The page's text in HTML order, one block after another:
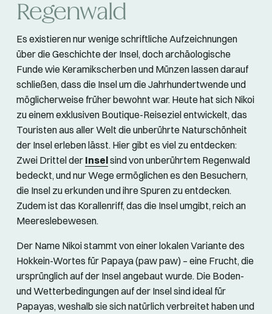
Regenwald
Es existieren nur wenige schriftliche Aufzeichnungen
über die Geschichte der Insel, doch archäologische
Funde wie Keramikscherben und Münzen lassen darauf
schließen, dass die Insel um die Jahrhundertwende und
möglicherweise früher bewohnt war. Heute hat sich Nikoi
zu einem exklusiven Boutique-Reiseziel entwickelt, das
Touristen aus aller Welt die unberührte Naturschönheit
der Insel erleben lässt. Hier gibt es viel zu entdecken:
Zwei Drittel der Inselsind von unberührtem Regenwald
bedeckt, und nur Wege ermöglichen es den Besuchern,
die Insel zu erkunden und ihre Spuren zu entdecken.
Zudem ist das Korallenriff, das die Insel umgibt, reich an
Meereslebewesen.
Der Name Nikoi stammt von einer lokalen Variante des
Hokkein-Wortes für Papaya (paw paw) – eine Frucht, die
ursprünglich auf der Insel angebaut wurde. Die Boden-
und Wetterbedingungen auf der Insel sind ideal für
Papayas, weshalb sie sich natürlich verbreitet haben und